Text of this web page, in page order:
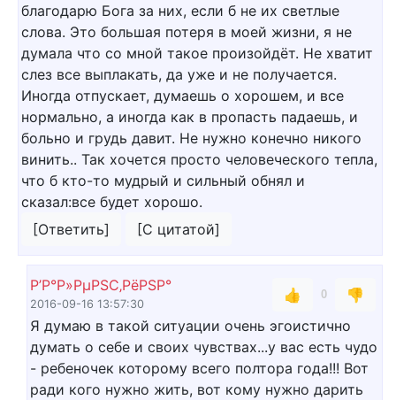
благодарю Бога за них, если б не их светлые
слова. Это большая потеря в моей жизни, я не
думала что со мной такое произойдёт. Не хватит
слез все выплакать, да уже и не получается.
Иногда отпускает, думаешь о хорошем, и все
нормально, а иногда как в пропасть падаешь, и
больно и грудь давит. Не нужно конечно никого
винить.. Так хочется просто человеческого тепла,
что б кто-то мудрый и сильный обнял и
сказал:все будет хорошо.
[Ответить]
[С цитатой]
Р’Р°Р»РµРЅС‚РёРЅР°
2016-09-16 13:57:30
👍 0
👎
Я думаю в такой ситуации очень эгоистично
думать о себе и своих чувствах...у вас есть чудо
- ребеночек которому всего полтора года!!! Вот
ради кого нужно жить, вот кому нужно дарить